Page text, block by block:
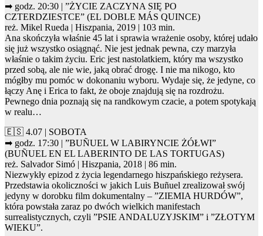
➡ godz. 20:30 | ”ŻYCIE ZACZYNA SIĘ PO
CZTERDZIESTCE” (EL DOBLE MÁS QUINCE)
reż. Mikel Rueda | Hiszpania, 2019 | 103 min.
Ana skończyła właśnie 45 lat i sprawia wrażenie osoby, której udało
się już wszystko osiągnąć. Nie jest jednak pewna, czy marzyła
właśnie o takim życiu. Eric jest nastolatkiem, który ma wszystko
przed sobą, ale nie wie, jaką obrać drogę. I nie ma nikogo, kto
mógłby mu pomóc w dokonaniu wyboru. Wydaje się, że jedyne, co
łączy Anę i Erica to fakt, że oboje znajdują się na rozdrożu.
Pewnego dnia poznają się na randkowym czacie, a potem spotykają
w realu…
🇪🇸 4.07 | SOBOTA
➡ godz. 17:30 | ”BUÑUEL W LABIRYNCIE ŻÓŁWI”
(BUÑUEL EN EL LABERINTO DE LAS TORTUGAS)
reż. Salvador Simó | Hiszpania, 2018 | 86 min.
Niezwykły epizod z życia legendarnego hiszpańskiego reżysera.
Przedstawia okoliczności w jakich Luis Buñuel zrealizował swój
jedyny w dorobku film dokumentalny – ”ZIEMIA HURDÓW”,
która powstała zaraz po dwóch wielkich manifestach
surrealistycznych, czyli ”PSIE ANDALUZYJSKIM” i ”ZŁOTYM
WIEKU”.